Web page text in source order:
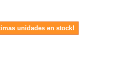
unidades en stock!